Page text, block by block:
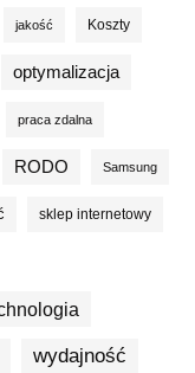
jakość Koszty
optymalizacja
praca zdalna
RODO Samsung
sklep internetowy
wydajność